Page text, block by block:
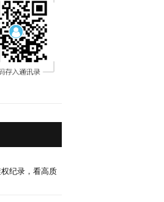
纪录，看高质